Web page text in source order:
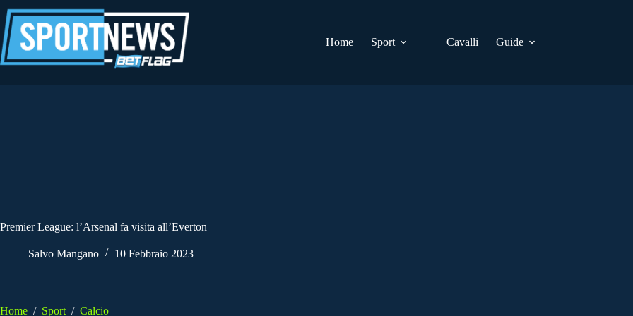
al
contenuto
Home
Sport Cavalli Guide
Premier League: l’Arsenal fa visita all’Everton
Salvo Mangano 10 Febbraio 2023
Home / Sport / Calcio